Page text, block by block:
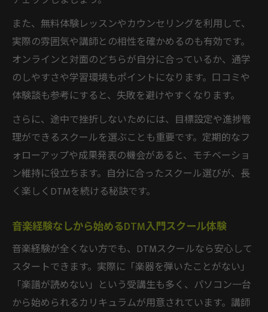
また、無料体験レッスンやカウンセリングを利用して、
実際の雰囲気や講師との相性を確かめるのも有効です。
オンラインと対面のどちらが自分に合っているか、通学
のしやすさや学習環境もポイントになります。口コミや
体験談も参考にすると、失敗を避けやすくなります。
さらに、途中で挫折しないためには、目標設定や進捗管
理ができるスクールを選ぶことも重要です。定期的なフ
ォローアップや成果発表の機会があると、モチベーショ
ン維持に役立ちます。自分に合ったスクール選びが、長
く楽しくDTMを続ける秘訣です。
音楽経験なしから始めるDTM入門スクール体験
音楽経験が全くない方でも、DTMスクールなら安心して
スタートできます。実際に「楽器を弾いたことがない」
「楽譜が読めない」という受講生も多く、パソコン一台
から始められるカリキュラムが用意されています。講師